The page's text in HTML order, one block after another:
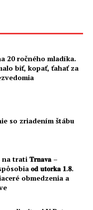
20 ročného mladíka.
biť, kopať, ťahať za
so zriadením štábu
trati 𝐓𝐫𝐧𝐚𝐯𝐚 –
spôsobia 𝐨𝐝 𝐮𝐭𝐨𝐫𝐤𝐚 𝟏.𝟖.
obmedzenia a